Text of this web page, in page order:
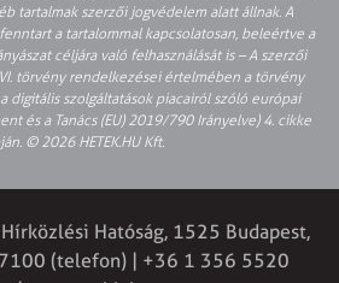
tartalmak szerzői jogvédelem alatt állnak. A
a tartalommal kapcsolatosan, beleértve a
céljára való felhasználását is – A szerzői
törvény rendelkezései értelmében a törvény
a digitális szolgáltatások piacairól szóló európai
és a Tanács (EU) 2019/790 Irányelve) 4. cikke
© 2026 HETEK.HU Kft.
Hatóság, 1525 Budapest,
(telefon) | +36 1 356 5520